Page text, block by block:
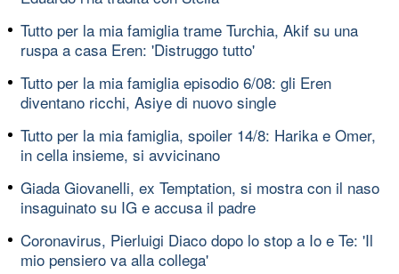
Tutto per la mia famiglia trame Turchia, Akif su una
ruspa a casa Eren: 'Distruggo tutto'
Tutto per la mia famiglia episodio 6/08: gli Eren
diventano ricchi, Asiye di nuovo single
Tutto per la mia famiglia, spoiler 14/8: Harika e Omer,
in cella insieme, si avvicinano
Giada Giovanelli, ex Temptation, si mostra con il naso
insaguinato su IG e accusa il padre
Coronavirus, Pierluigi Diaco dopo lo stop a Io e Te: 'Il
mio pensiero va alla collega'